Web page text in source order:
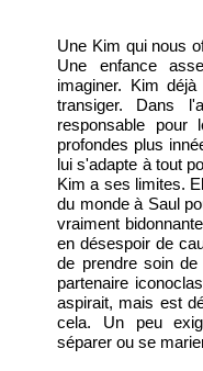
Une Kim qui nous
Une enfance
imaginer. Kim
transiger. Dans
responsable pour
profondes plus
lui s'adapte à tout
Kim a ses limites.
du monde à Saul
vraiment
en désespoir de
de prendre soin
partenaire
aspirait, mais est
cela. Un peu
séparer ou se